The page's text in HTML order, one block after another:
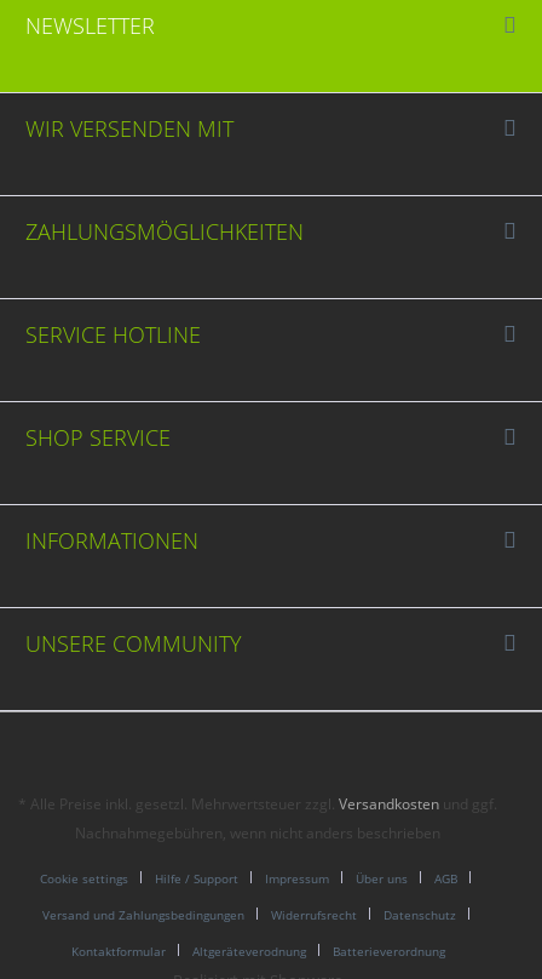
NEWSLETTER
WIR VERSENDEN MIT
ZAHLUNGSMÖGLICHKEITEN
SERVICE HOTLINE
SHOP SERVICE
INFORMATIONEN
UNSERE COMMUNITY
* Alle Preise inkl. gesetzl. Mehrwertsteuer zzgl.Versandkosten und ggf.
Nachnahmegebühren, wenn nicht anders beschrieben
Cookie settings Hilfe / Support Impressum Über uns AGB
Versand und Zahlungsbedingungen Widerrufsrecht Datenschutz
Kontaktformular Altgeräteverodnung Batterieverordnung